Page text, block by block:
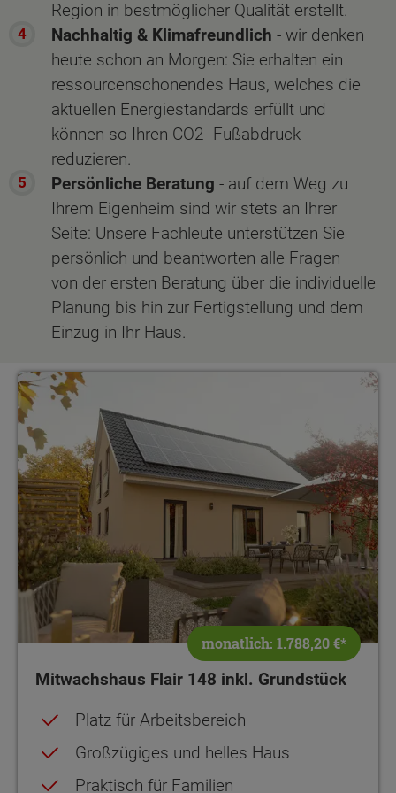
Region in bestmöglicher Qualität erstellt.
Nachhaltig & Klimafreundlich - wir denken
heute schon an Morgen: Sie erhalten ein
ressourcenschonendes Haus, welches die
aktuellen Energiestandards erfüllt und
können so Ihren CO2- Fußabdruck
reduzieren.
Persönliche Beratung - auf dem Weg zu
Ihrem Eigenheim sind wir stets an Ihrer
Seite: Unsere Fachleute unterstützen Sie
persönlich und beantworten alle Fragen –
von der ersten Beratung über die individuelle
Planung bis hin zur Fertigstellung und dem
Einzug in Ihr Haus.
Mitwachshaus Flair 148 inkl. Grundstück
monatlich: 1.788,20 €*
Mitwachshaus Flair 148 inkl. Grundstück
Platz für Arbeitsbereich
Großzügiges und helles Haus
Praktisch für Familien